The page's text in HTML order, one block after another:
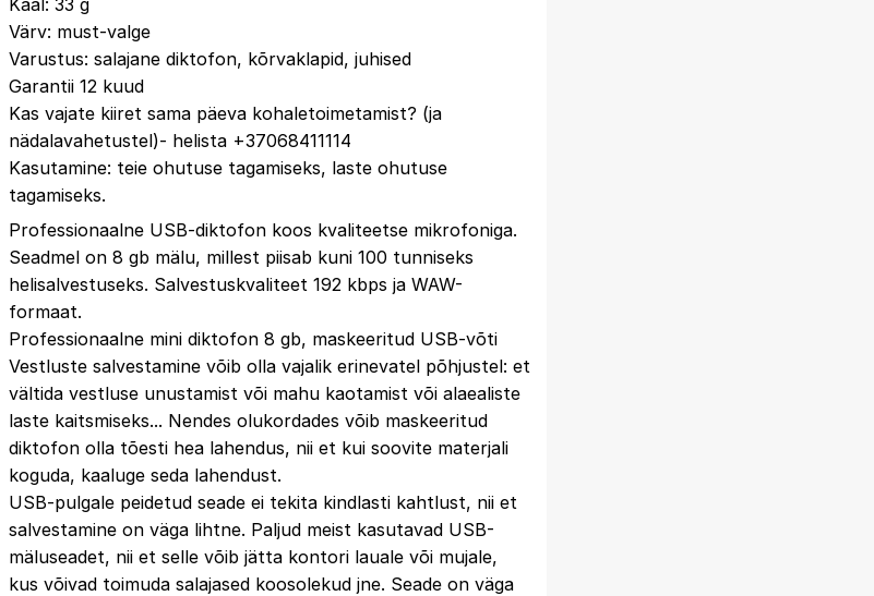
Kaal: 33 g
Värv: must-valge
Varustus: salajane diktofon, kõrvaklapid, juhised
Garantii 12 kuud
Kas vajate kiiret sama päeva kohaletoimetamist? (ja
nädalavahetustel)- helista +37068411114
Kasutamine: teie ohutuse tagamiseks, laste ohutuse
tagamiseks.
Professionaalne USB-diktofon koos kvaliteetse mikrofoniga.
Seadmel on 8 gb mälu, millest piisab kuni 100 tunniseks
helisalvestuseks. Salvestuskvaliteet 192 kbps ja WAW-
formaat.
Professionaalne mini diktofon 8 gb, maskeeritud USB-võti
Vestluste salvestamine võib olla vajalik erinevatel põhjustel: et
vältida vestluse unustamist või mahu kaotamist või alaealiste
laste kaitsmiseks... Nendes olukordades võib maskeeritud
diktofon olla tõesti hea lahendus, nii et kui soovite materjali
koguda, kaaluge seda lahendust.
USB-pulgale peidetud seade ei tekita kindlasti kahtlust, nii et
salvestamine on väga lihtne. Paljud meist kasutavad USB-
mäluseadet, nii et selle võib jätta kontori lauale või mujale,
kus võivad toimuda salajased koosolekud jne. Seade on väga